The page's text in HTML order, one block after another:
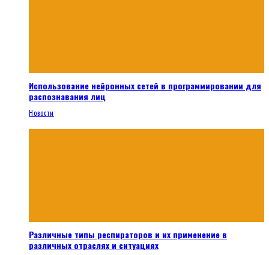
Использование нейронных сетей в программировании для
распознавания лиц
Новости
Различные типы респираторов и их применение в
различных отраслях и ситуациях